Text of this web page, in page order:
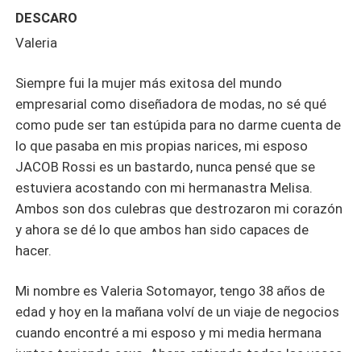
DESCARO
Valeria
Siempre fui la mujer más exitosa del mundo
empresarial como diseñadora de modas, no sé qué
como pude ser tan estúpida para no darme cuenta de
lo que pasaba en mis propias narices, mi esposo
JACOB Rossi es un bastardo, nunca pensé que se
estuviera acostando con mi hermanastra Melisa.
Ambos son dos culebras que destrozaron mi corazón
y ahora se dé lo que ambos han sido capaces de
hacer.
Mi nombre es Valeria Sotomayor, tengo 38 años de
edad y hoy en la mañana volví de un viaje de negocios
cuando encontré a mi esposo y mi media hermana